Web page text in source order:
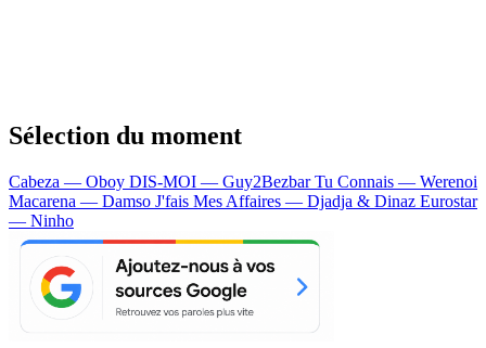
Sélection du moment
Cabeza — Oboy DIS-MOI — Guy2BezbarTu Connais — Werenoi
Macarena — Damso J'fais Mes Affaires — Djadja & Dinaz Eurostar
— Ninho